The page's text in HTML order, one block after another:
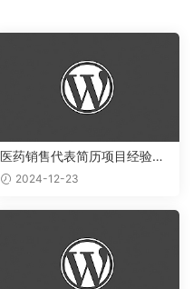
医药销售代表简历项目经验怎
么写2024-12-23